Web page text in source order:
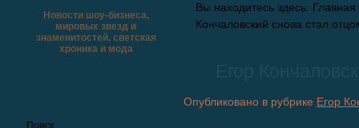
Новости шоу-бизнеса,
мировых звезд и
знаменитостей, светская
хроника и мода
Вы находитесь здесь: Главная
Кончаловский снова стал
Опубликовано в рубрике Егор